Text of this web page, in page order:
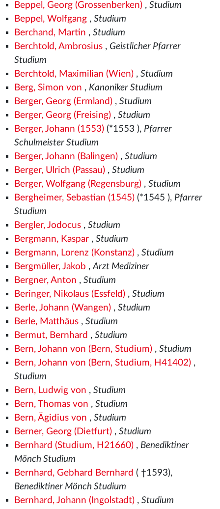
Beppel, Georg (Grossenberken), Studium
Beppel, Wolfgang, Studium
Berchand, Martin , Studium
Berchtold, Ambrosius, Geistlicher Pfarrer
Studium
Berchtold, Maximilian (Wien), Studium
Berg, Simon von , Kanoniker Studium
Berger, Georg (Ermland), Studium
Berger, Georg (Freising), Studium
Berger, Johann (1553)(*1553 ), Pfarrer
Schulmeister Studium
Berger, Johann (Balingen), Studium
Berger, Ulrich (Passau), Studium
Berger, Wolfgang (Regensburg), Studium
Bergheimer, Sebastian (1545)(*1545 ), Pfarrer
Studium
Bergler, Jodocus, Studium
Bergmann, Kaspar, Studium
Bergmann, Lorenz (Konstanz), Studium
Bergmüller, Jakob ,Arzt Mediziner
Bergner, Anton , Studium
Beringer, Nikolaus (Essfeld), Studium
Berle, Johann (Wangen), Studium
Berle, Matthäus, Studium
Bermut, Bernhard , Studium
Bern, Johann von (Bern, Studium), Studium
Bern, Johann von (Bern, Studium, H41402),
Studium
Bern, Ludwig von , Studium
Bern, Thomas von , Studium
Bern, Ägidius von , Studium
Berner, Georg (Dietfurt), Studium
Bernhard (Studium, H21660), Benediktiner
Mönch Studium
Bernhard, Gebhard Bernhard ( †1593),
Benediktiner Mönch Studium
Bernhard, Johann (Ingolstadt), Studium